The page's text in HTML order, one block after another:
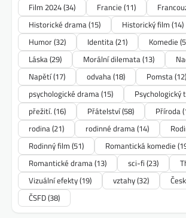
Film 2024(34) Francie (11)
Historické drama(15) Historický film (14)
Humor(32) Identita(21) Komedie
Láska(29) Morální dilemata(13)
Napětí(17) odvaha(18) Pomsta(12)
psychologické drama(15) Psychologický
přežití. (16) Přátelství(58) Příroda
rodina(21) rodinné drama(14)
Rodinný film (51) Romantická komedie
Romantické drama(13) sci-fi (23)
Vizuální efekty(19) vztahy(32)
ČSFD(38)